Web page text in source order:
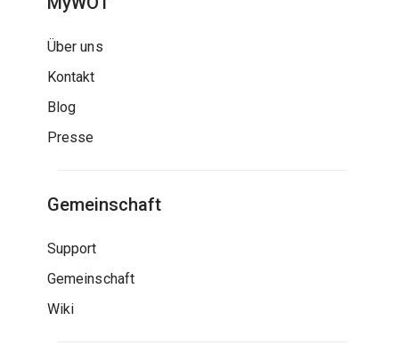
Über uns
Kontakt
Blog
Presse
Gemeinschaft
Support
Gemeinschaft
Wiki